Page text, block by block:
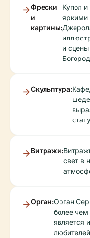
Фрески
и
картины:
Купол
яркими
и
Скульптура:
Витражи:
свет в
Орган:Орган
более
является